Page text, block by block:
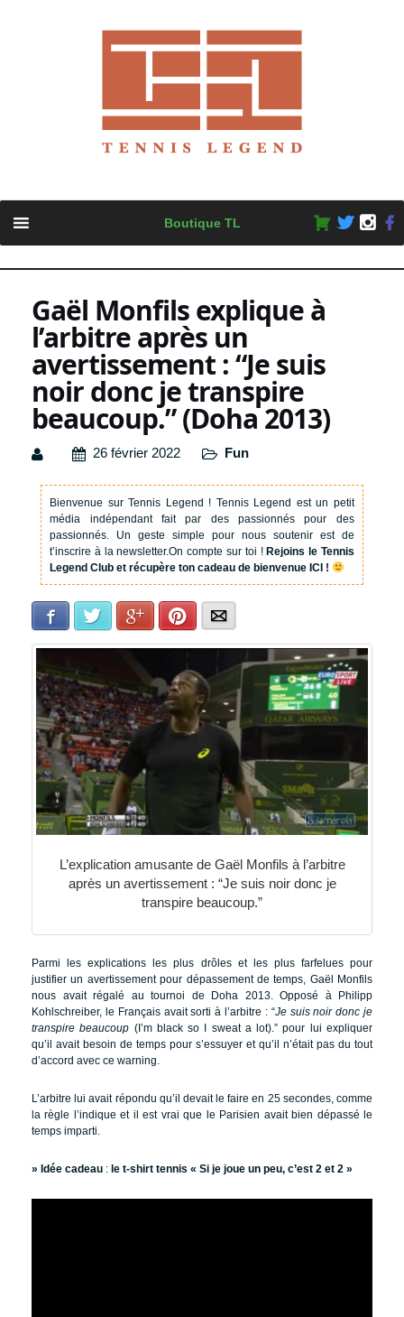
content
Boutique TL
Gaël Monfils explique à
l’arbitre après un
avertissement : “Je suis
noir donc je transpire
beaucoup.” (Doha 2013)
26 février 2022 Fun
Bienvenue sur Tennis Legend ! Tennis Legend est un petit
média indépendant fait par des passionnés pour des
passionnés. Un geste simple pour nous soutenir est de
t’inscrire à la newsletter.On compte sur toi !Rejoins le Tennis
Legend Club et récupère ton cadeau de bienvenue ICI !
Facebook Twitter Google+Pinterest
L’explication amusante de Gaël Monfils à l’arbitre
après un avertissement : “Je suis noir donc je
transpire beaucoup.”
Parmi les explications les plus drôles et les plus farfelues pour
justifier un avertissement pour dépassement de temps, Gaël Monfils
nous avait régalé au tournoi de Doha 2013. Opposé à Philipp
Kohlschreiber, le Français avait sorti à l’arbitre : “Je suis noir donc je
transpire beaucoup (I’m black so I sweat a lot).” pour lui expliquer
qu’il avait besoin de temps pour s’essuyer et qu’il n’était pas du tout
d’accord avec ce warning.
L’arbitre lui avait répondu qu’il devait le faire en 25 secondes, comme
la règle l’indique et il est vrai que le Parisien avait bien dépassé le
temps imparti.
» Idée cadeau : le t-shirt tennis « Si je joue un peu, c’est 2 et 2 »